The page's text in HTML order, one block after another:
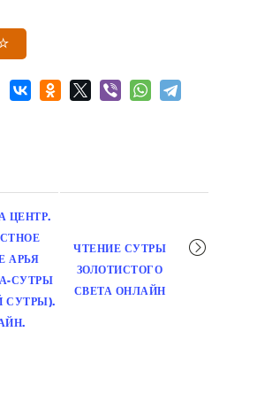
ЦЕНТР.
АРЬЯ
СУТРЫ
СУТРЫ).
ЧТЕНИЕ СУТРЫ
ЗОЛОТИСТОГО
СВЕТА ОНЛАЙН